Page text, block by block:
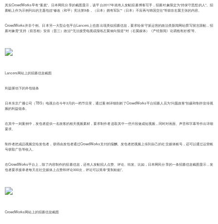
其实CrowdWorks早有“案底”。日本网民分享的截图显示，该平台2017年就有人发帖招募博客写手，招募对象限定为“持保守思想的人”。招
募帖上作为示例列出的主题包括“修改（和平）宪法第9条，（日本）拥有军队”“（日本）不应再与韩国交往”等鼓吹右翼主张的内容。
CrowdWorks并非个例。日本另一大型众包平台Lancers上也曾出现类似招募信息，要求给保守派运营的政治类新闻网站撰写留言跟帖，招
募对象需“支持（前首相）安倍（晋三）政治”“无法接受电视或报纸左翼倾向报道”“对（右翼媒体）《产经新闻》论调抱有好感”等。
Lancers网站上的招募信息截图
利益驱动下的外包链条
日本东京广播公司（TBS）电视台在今年3月的一档节目里，通过案例详细剖析了CrowdWorks平台招募人员为“问题政客”拍摄和制作宣传视
频的利益链条。
在其中一则案例中，发包者提供一名政客的相关视频素材，要求制作者选取其中一些片段做成短视频，同时对画面、声音和字幕等作出详细
要求。
制作者把成品视频交给发包者，获得由发包者通过CrowdWorks支付的报酬。发包者把视频上传到自己的社交媒体账号，还可以通过运营账
号获取广告等收入。
在CrowdWorks平台上，除了内容制作的招募信息，还有人发帖招人点赞、评论、转发。比如，日本网民分享的一条招募信息截图显示，发
包者要求接单者每天在社交媒体上点赞和评论300次，评论可以简单“复制粘贴”。
CrowdWorks网站上的招募信息截图